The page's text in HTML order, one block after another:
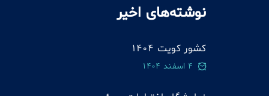
نوشته‌های اخیر
کشور کویت 1404
4 اسفند 1404